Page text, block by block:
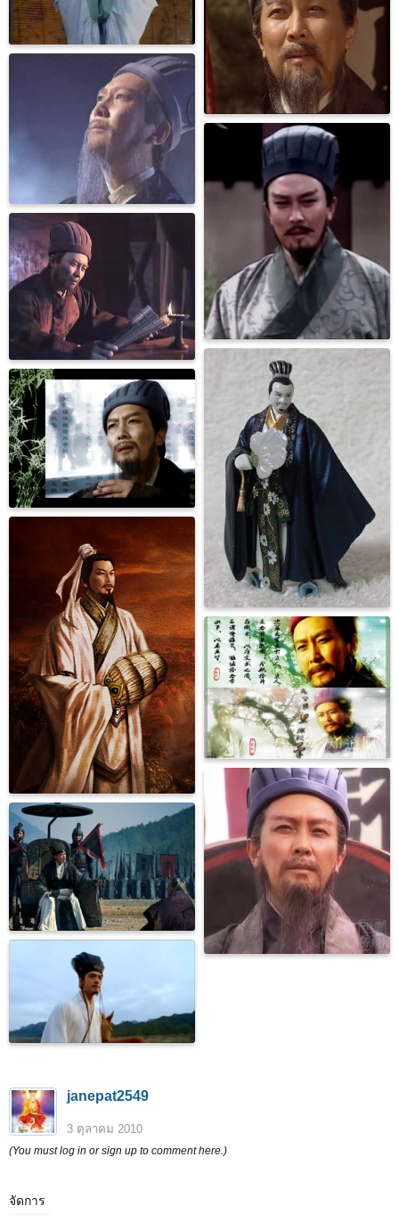
janepat2549
3 ตุลาคม 2010
(You must log in or sign up to comment here.)
จัดการ